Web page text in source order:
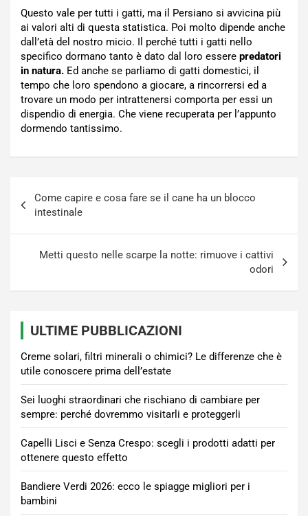
Questo vale per tutti i gatti, ma il Persiano si avvicina più
ai valori alti di questa statistica. Poi molto dipende anche
dall’età del nostro micio. Il perché tutti i gatti nello
specifico dormano tanto è dato dal loro essere predatori
in natura. Ed anche se parliamo di gatti domestici, il
tempo che loro spendono a giocare, a rincorrersi ed a
trovare un modo per intrattenersi comporta per essi un
dispendio di energia. Che viene recuperata per l’appunto
dormendo tantissimo.
articoli
Come capire e cosa fare se il cane ha un blocco
intestinale
Metti questo nelle scarpe la notte: rimuove i cattivi
odori
ULTIME PUBBLICAZIONI
Creme solari, filtri minerali o chimici? Le differenze che è
utile conoscere prima dell’estate
Sei luoghi straordinari che rischiano di cambiare per
sempre: perché dovremmo visitarli e proteggerli
Capelli Lisci e Senza Crespo: scegli i prodotti adatti per
ottenere questo effetto
Bandiere Verdi 2026: ecco le spiagge migliori per i
bambini